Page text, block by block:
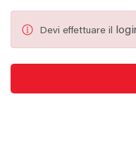
Devi effettuare il